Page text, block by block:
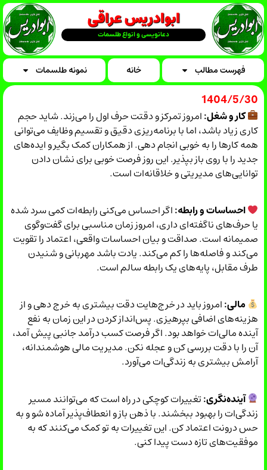
ابوادریس عراقی
دعانویسی و انواع طلسمات
فهرست مطالب خانه نمونه طلسمات
1404/5/30
کار و شغل:امروز تمرکز و دقتت حرف اول را می‌زند. شاید حجم
کاری زیاد باشد، اما با برنامه‌ریزی دقیق و تقسیم وظایف می‌توانی
همه کارها را به خوبی انجام دهی. از همکاران کمک بگیر و ایده‌های
جدید را با روی باز بپذیر. این روز فرصت خوبی برای نشان دادن
توانایی‌های مدیریتی و خلاقانه‌ات است.
احساسات و رابطه:اگر احساس می‌کنی رابطه‌ات کمی سرد شده
یا حرف‌های ناگفته‌ای داری، امروز زمان مناسبی برای گفت‌وگوی
صمیمانه است. صداقت و بیان احساسات واقعی، اعتماد را تقویت
می‌کند و فاصله‌ها را کم می‌کند. یادت باشد مهربانی و شنیدن
طرف مقابل، پایه‌های یک رابطه سالم است.
مالی:امروز باید در خرج‌هایت دقت بیشتری به خرج دهی و از
هزینه‌های اضافی بپرهیزی. پس‌انداز کردن در این زمان به نفع
آینده مالی‌ات خواهد بود. اگر فرصت کسب درآمد جانبی پیش آمد،
آن را با دقت بررسی کن و عجله نکن. مدیریت مالی هوشمندانه،
آرامش بیشتری به زندگی‌ات می‌آورد.
آینده‌نگری:تغییرات کوچکی در راه است که می‌توانند مسیر
زندگی‌ات را بهبود ببخشند. با ذهن باز و انعطاف‌پذیر آماده شو و به
حس درونت اعتماد کن. این تغییرات به تو کمک می‌کنند که به
موفقیت‌های تازه دست پیدا کنی.